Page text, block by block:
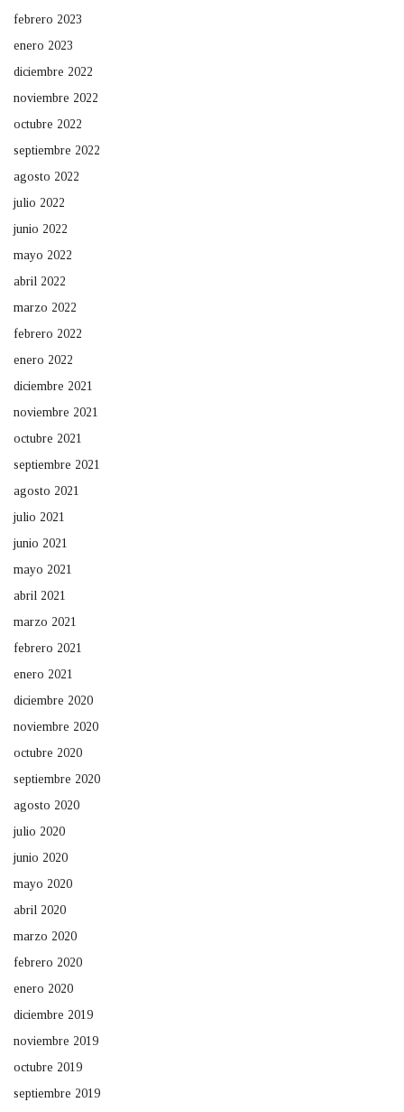
febrero 2023
enero 2023
diciembre 2022
noviembre 2022
octubre 2022
septiembre 2022
agosto 2022
julio 2022
junio 2022
mayo 2022
abril 2022
marzo 2022
febrero 2022
enero 2022
diciembre 2021
noviembre 2021
octubre 2021
septiembre 2021
agosto 2021
julio 2021
junio 2021
mayo 2021
abril 2021
marzo 2021
febrero 2021
enero 2021
diciembre 2020
noviembre 2020
octubre 2020
septiembre 2020
agosto 2020
julio 2020
junio 2020
mayo 2020
abril 2020
marzo 2020
febrero 2020
enero 2020
diciembre 2019
noviembre 2019
octubre 2019
septiembre 2019